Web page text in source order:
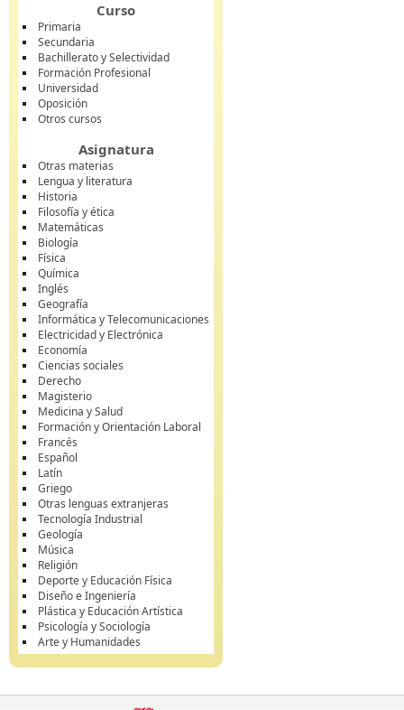
Curso
Primaria
Secundaria
Bachillerato y Selectividad
Formación Profesional
Universidad
Oposición
Otros cursos
Asignatura
Otras materias
Lengua y literatura
Historia
Filosofía y ética
Matemáticas
Biología
Física
Química
Inglés
Geografía
Informática y Telecomunicaciones
Electricidad y Electrónica
Economía
Ciencias sociales
Derecho
Magisterio
Medicina y Salud
Formación y Orientación Laboral
Francés
Español
Latín
Griego
Otras lenguas extranjeras
Tecnología Industrial
Geología
Música
Religión
Deporte y Educación Física
Diseño e Ingeniería
Plástica y Educación Artística
Psicología y Sociología
Arte y Humanidades